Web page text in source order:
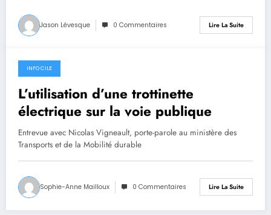
Jason Lévesque 0 Commentaires Lire La Suite
28 mai 2024
INFO CILE
L’utilisation d’une trottinette
électrique sur la voie publique
Entrevue avec Nicolas Vigneault, porte-parole au ministère des
Transports et de la Mobilité durable
Sophie-Anne Mailloux 0 Commentaires Lire La Suite